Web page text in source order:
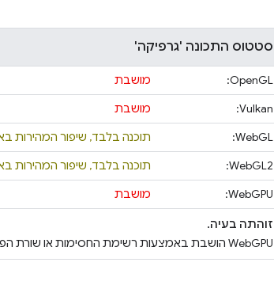
סטטוס התכונה 'גרפיקה'
OpenGL:
מושבת
Vulkan:
מושבת
WebGL:
תוכנה בלבד, שיפור המהירות
WebGL2:
תוכנה בלבד, שיפור המהירות
WebGPU:
מושבת
זוהתה בעיה.
WebGPU הושבת באמצעות רשימת החסימות או שורת הפקודה.